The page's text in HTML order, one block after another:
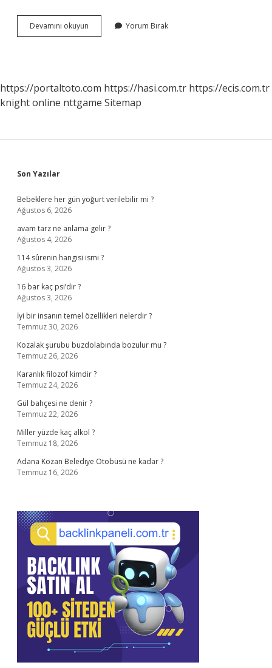
Devamını okuyun
Tartı
Yorum Bırak
https://portaltoto.com https://hasi.com.tr https://ecis.com.tr
knight online nttgame Sitemap
Sidebar
Son Yazılar
Bebeklere her gün yoğurt verilebilir mi ?
Ağustos 6, 2026
avam tarz ne anlama gelir ?
Ağustos 4, 2026
114 sûrenin hangisi ismi ?
Ağustos 3, 2026
16 bar kaç psi’dir ?
Ağustos 3, 2026
İyi bir insanın temel özellikleri nelerdir ?
Temmuz 30, 2026
Kozalak şurubu buzdolabında bozulur mu ?
Temmuz 26, 2026
Karanlık filozof kimdir ?
Temmuz 24, 2026
Gül bahçesi ne denir ?
Temmuz 22, 2026
Miller yüzde kaç alkol ?
Temmuz 18, 2026
Adana Kozan Belediye Otobüsü ne kadar ?
Temmuz 16, 2026